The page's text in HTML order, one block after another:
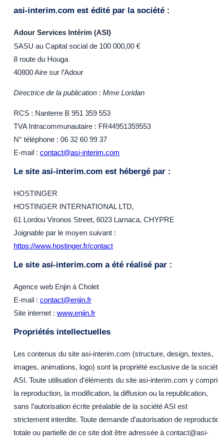
asi-interim.com est édité par la société :
Adour Services Intérim (ASI)
SASU au Capital social de 100 000,00 €
8 route du Houga
40800 Aire sur l’Adour
Directrice de la publication : Mme Loridan
RCS : Nanterre B 951 359 553
TVA Intracommunautaire : FR44951359553
N° téléphone : 06 32 60 99 37
E-mail : contact@asi-interim.com
Le site asi-interim.com est hébergé par :
HOSTINGER
HOSTINGER INTERNATIONAL LTD,
61 Lordou Vironos Street, 6023 Larnaca, CHYPRE
Joignable par le moyen suivant :
https://www.hostinger.fr/contact
Le site asi-interim.com a été réalisé par :
Agence web Enjin à Cholet
E-mail : contact@enjin.fr
Site internet : www.enjin.fr
Propriétés intellectuelles
Les contenus du site asi-interim.com (structure, design, textes,
images, animations, logo) sont la propriété exclusive de la
ASI. Toute utilisation d’éléments du site asi-interim.com y
la reproduction, la modification, la diffusion ou la republication,
sans l’autorisation écrite préalable de la société ASI est
strictement interdite. Toute demande d’autorisation de
totale ou partielle de ce site doit être adressée à contact@asi-